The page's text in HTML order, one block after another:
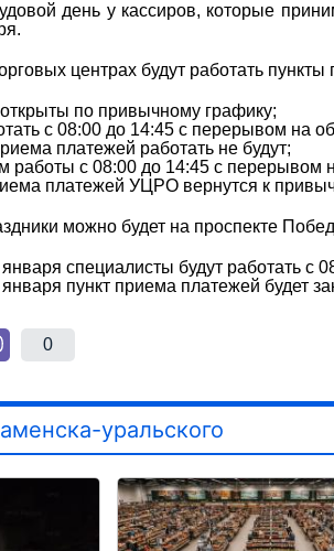
день у кассиров, которые
центрах будут работать
по привычному графику;
с 08:00 до 14:45 с перерывом на
платежей работать не будут;
работы с 08:00 до 14:45 с перерывом
платежей УЦРО вернутся к
можно будет на проспекте
специалисты будут работать с
пункт приема платежей будет
0
уральского